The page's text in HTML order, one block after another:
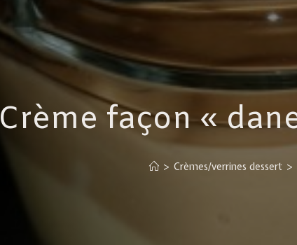
Crème façon «
> Crèmes/verrines dessert >